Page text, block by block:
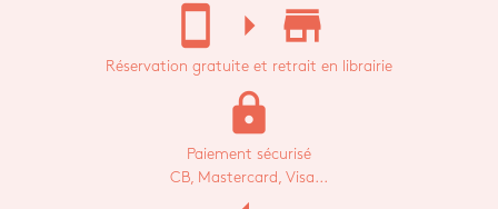
stay_current_portrait arrow_right store_mall_directory
Réservation gratuite et retrait en librairie
lock
Paiement sécurisé
CB, Mastercard, Visa...